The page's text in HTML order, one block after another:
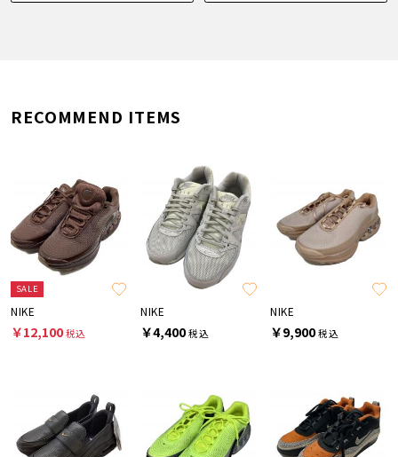
RECOMMEND ITEMS
SALE
NIKE
￥12,100税込
NIKE
￥4,400税込
NIKE
￥9,900税込